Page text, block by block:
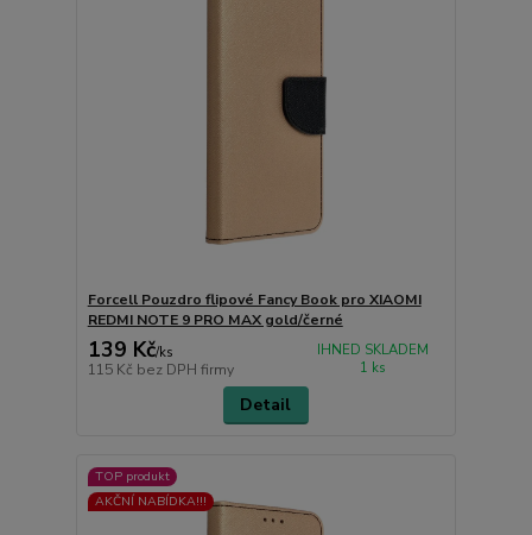
Forcell Pouzdro flipové Fancy Book pro XIAOMI
REDMI NOTE 9 PRO MAX gold/černé
139 Kč/ks
115 Kč bez DPH firmy
IHNED SKLADEM
1 ks
Detail
TOP produkt
AKČNÍ NABÍDKA!!!